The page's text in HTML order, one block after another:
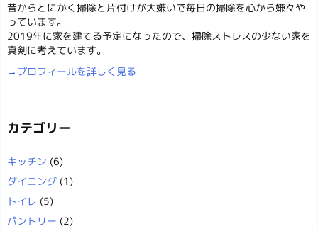
昔からとにかく掃除と片付けが大嫌いで毎日の掃除を心から嫌々や
っています。
2019年に家を建てる予定になったので、掃除ストレスの少ない家を
真剣に考えています。
→プロフィールを詳しく見る
カテゴリー
キッチン (6)
ダイニング (1)
トイレ (5)
パントリー (2)